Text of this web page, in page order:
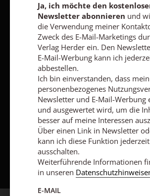
Vertrag widerrufen Abo
Nach oben
Ja, ich möchte den
Newsletter abonnieren und
die Verwendung meiner
Zweck des E-Mail-Marketings
Verlag Herder ein. Den
E-Mail-Werbung kann ich
abbestellen.
Ich bin einverstanden, dass mein
personenbezogenes
Newsletter und E-Mail-Werbung
und ausgewertet wird, um die
besser auf meine Interessen
Über einen Link in Newsletter
kann ich diese Funktion jederzeit
ausschalten.
Weiterführende Informationen
in unseren
E-MAIL